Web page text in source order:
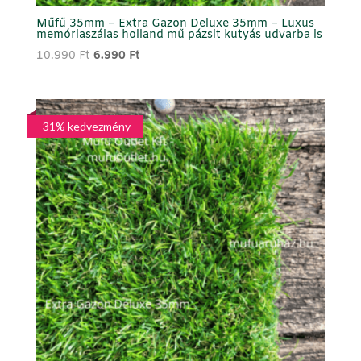
Műfű 35mm – Extra Gazon Deluxe 35mm – Luxus
memóriaszálas holland mű pázsit kutyás udvarba is
10.990Ft Original
10.990 Ft.
6.990 FtCurrent
6.990 Ft.
-31% kedvezmény